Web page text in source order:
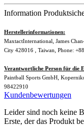
Information
Herstellerinformationen:
MaxtactInternational, James
City 428016 , Taiwan, Phone:
Verantwortliche Person für die
Paintball Sports GmbH,
98422910
Kundenbewertungen
Leider sind noch keine
Erste, der das Produkt